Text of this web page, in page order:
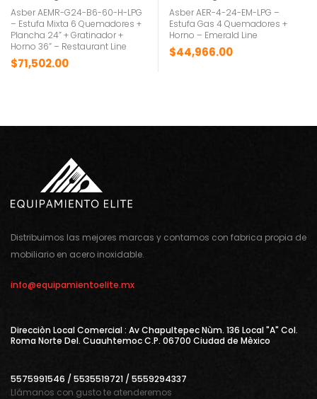
Asber AEMR-G24-B6-60-H-LPG
– Estufa Mixta 6 Quemadores +
Plancha 24” + Gratinador +
Horno 36” – Restaurant Line
$71,502.00
Asber AER-4-24-EM-LPG –
Estufa Gas 4 Quemadores +
Horno – Emerald Line
$44,966.00
Distribuimos las mejores marcas y contamos con fabrica propia de
mobiliario en acero inoxidable.
info@equipamientoelite.mx
Direcciòn Local Comercial : Av Chapultepec Nùm. 136 Local "A" Col.
Roma Norte Del. Cuauhtemoc C.P. 06700 Ciudad de Mèxico
5575991546 / 5535519721 / 5559294337
Llámanos con gusto te atenderemos